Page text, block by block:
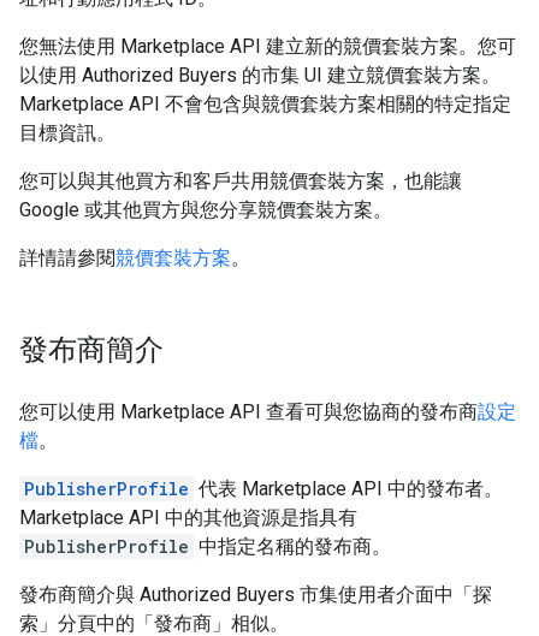
您無法使用 Marketplace API 建立新的競價套裝方案。您可
以使用 Authorized Buyers 的市集 UI 建立競價套裝方案。
Marketplace API 不會包含與競價套裝方案相關的特定指定
目標資訊。
您可以與其他買方和客戶共用競價套裝方案，也能讓
Google 或其他買方與您分享競價套裝方案。
詳情請參閱競價套裝方案。
發布商簡介
您可以使用 Marketplace API 查看可與您協商的發布商設定
檔。
PublisherProfile 代表 Marketplace API 中的發布者。
Marketplace API 中的其他資源是指具有
PublisherProfile 中指定名稱的發布商。
發布商簡介與 Authorized Buyers 市集使用者介面中「探
索」 分頁中的「發布商」 相似。